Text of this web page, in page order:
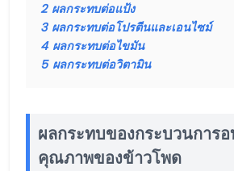
2 ผลกระทบต่อแป้ง
3 ผลกระทบต่อโปรตีนและเอนไซม์
4 ผลกระทบต่อไขมัน
5 ผลกระทบต่อวิตามิน
ผลกระทบของกระบวนการ
คุณภาพของข้าวโพด